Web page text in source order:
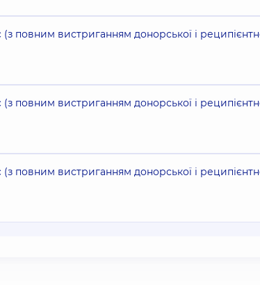
повним вистриганням донорської і
повним вистриганням донорської і
повним вистриганням донорської і